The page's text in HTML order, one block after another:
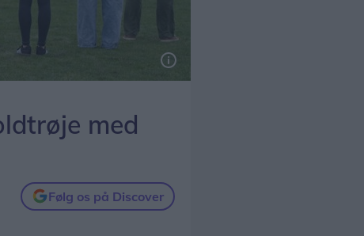
med
Følg os på Discover